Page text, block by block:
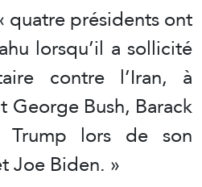
quatre présidents ont
lorsqu’il a sollicité
contre l’Iran, à
George Bush, Barack
Trump lors de son
Joe Biden. »